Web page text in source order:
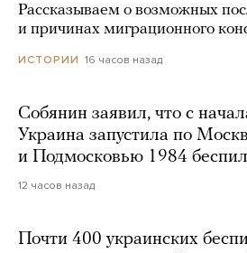
Рассказываем о возможных
и причинах миграционного
ИСТОРИИ 16 часов назад
Собянин заявил, что с
Украина запустила по
и Подмосковью 1984
12 часов назад
Почти 400 украинских